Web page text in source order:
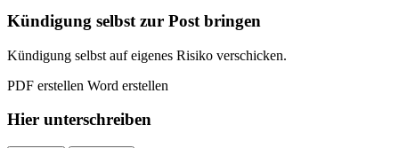
Kündigung selbst zur Post bringen
Kündigung selbst auf eigenes Risiko verschicken.
PDF erstellen Word erstellen
Hier unterschreiben